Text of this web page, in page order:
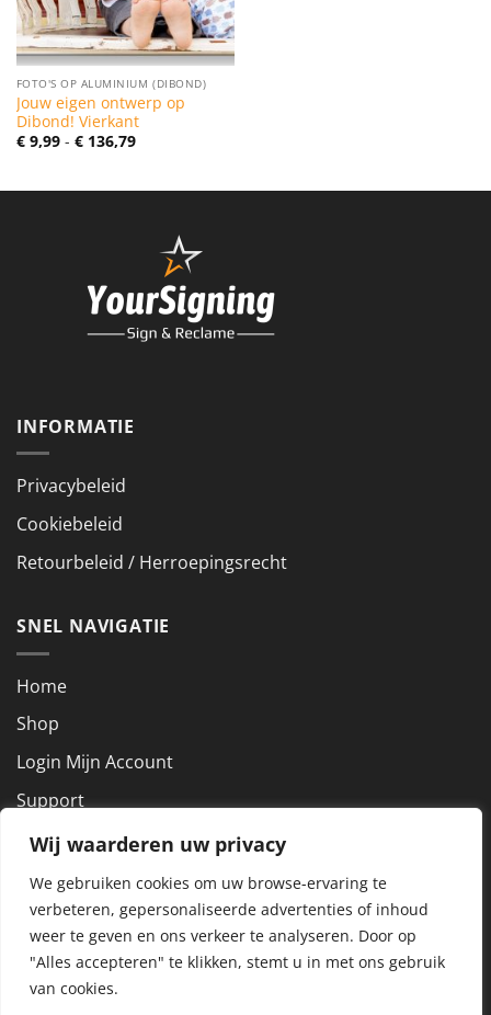
Wij waarderen uw privacy
We gebruiken cookies om uw browse-ervaring te
verbeteren, gepersonaliseerde advertenties of inhoud
weer te geven en ons verkeer te analyseren. Door op
"Alles accepteren" te klikken, stemt u in met ons gebruik
van cookies.
FOTO'S OP ALUMINIUM (DIBOND)
Jouw eigen ontwerp op
Dibond! Vierkant
€9,99 - €136,79Prijsklasse:
INFORMATIE
Privacybeleid
Cookiebeleid
Retourbeleid / Herroepingsrecht
SNEL NAVIGATIE
Home
Shop
Login Mijn Account
Support
NEEM CONTACT OP
KVK nummer: 72927801
BTW nummer: NL859288857B01